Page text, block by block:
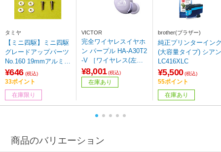
タミヤ
【ミニ四駆】ミニ四駆
グレードアップパーツ
No.160 19mmアルミベ
アリングローラー（エ
アロスポークタイプ）
¥646 (税込)
33ポイント
在庫限り
VICTOR
完全ワイヤレスイヤホ
ン パープル HA-A30T2
-V ［ワイヤレス(左右
分離) /カナル型 /ノイ
ズキャンセリング対応
/Bluetooth対応］
¥8,001 (税込)
在庫あり
brother(ブラザー)
純正プリンターイン
(大容量タイプ) シアン
LC416XLC
¥5,500 (税込)
55ポイント
在庫あり
商品のバリエーション